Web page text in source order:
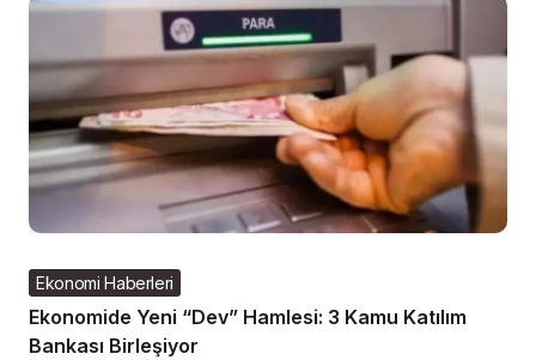
Ekonomi Haberleri
Ekonomide Yeni “Dev” Hamlesi: 3 Kamu Katılım
Bankası Birleşiyor